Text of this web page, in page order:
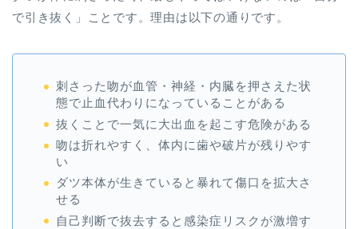
で引き抜く」ことです。理由は以下の通りです。
刺さった吻が血管・神経・内臓を押さえた状
態で止血代わりになっていることがある
抜くことで一気に大出血を起こす危険がある
吻は折れやすく、体内に歯や破片が残りやす
い
ダツ本体が生きていると暴れて傷口を拡大さ
せる
自己判断で抜去すると感染症リスクが激増す